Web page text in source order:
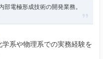
電極形成技術の開発業務。
系や物理系での実務経験を